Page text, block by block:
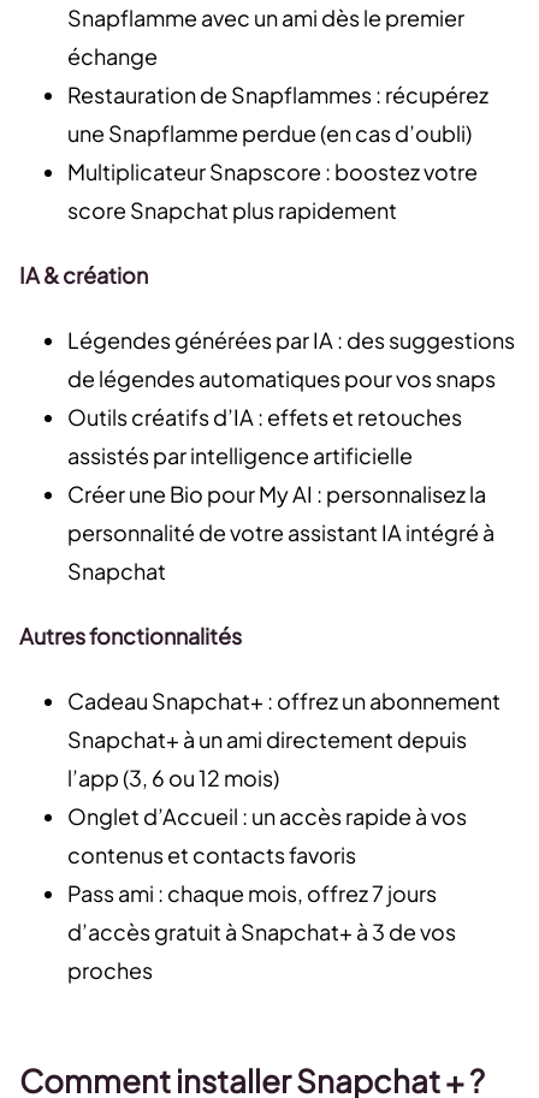
Snapflamme avec un ami dès le premier
échange
Restauration de Snapflammes : récupérez
une Snapflamme perdue (en cas d’oubli)
Multiplicateur Snapscore : boostez votre
score Snapchat plus rapidement
IA & création
Légendes générées par IA : des suggestions
de légendes automatiques pour vos snaps
Outils créatifs d’IA : effets et retouches
assistés par intelligence artificielle
Créer une Bio pour My AI : personnalisez la
personnalité de votre assistant IA intégré à
Snapchat
Autres fonctionnalités
Cadeau Snapchat+ : offrez un abonnement
Snapchat+ à un ami directement depuis
l’app (3, 6 ou 12 mois)
Onglet d’Accueil : un accès rapide à vos
contenus et contacts favoris
Pass ami : chaque mois, offrez 7 jours
d’accès gratuit à Snapchat+ à 3 de vos
proches
Comment installer Snapchat + ?